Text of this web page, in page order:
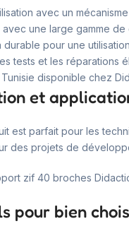
avec un
une large gamme de
durable pour une
tests et les réparations
disponible chez
et
est parfait pour les
des projets de
zif 40 broches
pour bien